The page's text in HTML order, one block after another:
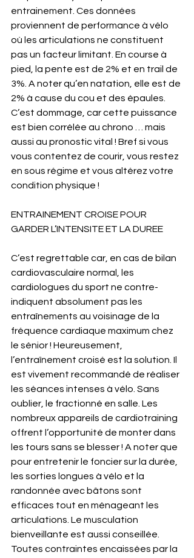
entrainement. Ces données
proviennent de performance à vélo
où les articulations ne constituent
pas un facteur limitant. En course à
pied, la pente est de 2% et en trail de
3%. A noter qu’en natation, elle est de
2% à cause du cou et des épaules.
C’est dommage, car cette puissance
est bien corrélée au chrono … mais
aussi au pronostic vital ! Bref si vous
vous contentez de courir, vous restez
en sous régime et vous altérez votre
condition physique !
ENTRAINEMENT CROISE POUR
GARDER L’INTENSITE ET LA DUREE
C’est regrettable car, en cas de bilan
cardiovasculaire normal, les
cardiologues du sport ne contre-
indiquent absolument pas les
entraînements au voisinage de la
fréquence cardiaque maximum chez
le sénior ! Heureusement,
l’entraînement croisé est la solution. Il
est vivement recommandé de réaliser
les séances intenses à vélo. Sans
oublier, le fractionné en salle. Les
nombreux appareils de cardiotraining
offrent l’opportunité de monter dans
les tours sans se blesser ! A noter que
pour entretenir le foncier sur la durée,
les sorties longues à vélo et la
randonnée avec bâtons sont
efficaces tout en ménageant les
articulations. Le musculation
bienveillante est aussi conseillée.
Toutes contraintes encaissées par la